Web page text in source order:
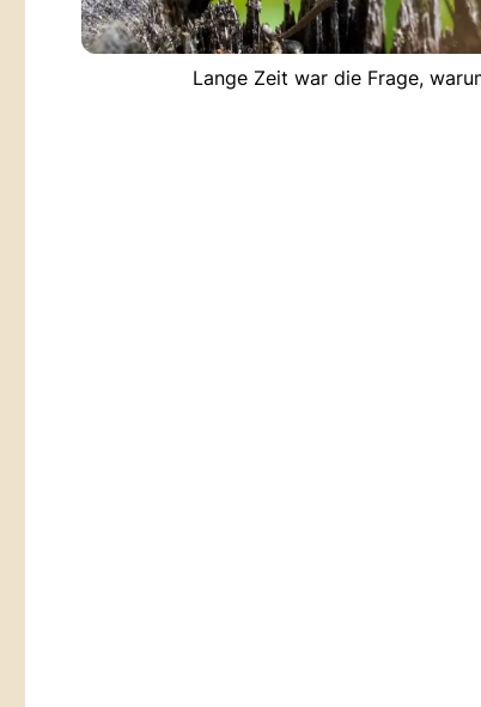
Lange Zeit war die Frage,